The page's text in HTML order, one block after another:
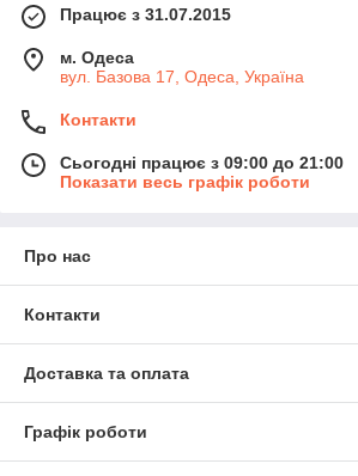
Працює з 31.07.2015
м. Одеса
вул. Базова 17, Одеса, Україна
Контакти
Сьогодні працює з 09:00 до 21:00
Показати весь графік роботи
Про нас
Контакти
Доставка та оплата
Графік роботи